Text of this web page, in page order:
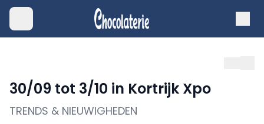
30/09 tot 3/10 in Kortrijk Xpo
TRENDS & NIEUWIGHEDEN